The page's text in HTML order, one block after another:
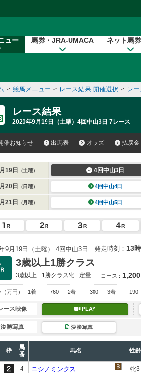
ュー 馬券・JRA-UMACA ネット馬
> 競馬メニュー > レース結果 開催選択 > レ
レース結果
2020年9月19日（土曜）4回中山3日 7レース
催お知らせ 出馬表 オッズ 払戻金
19日 （土曜） 4回中山3日
20日 （日曜） 4回中山4日
21日 （月曜） 4回中山5日
9月19日（土曜） 4回中山3日 発走時刻： 13
3歳以上1勝クラス
3歳以上 1勝クラス牝 定量 コース： 1,200
（万円） 1着 760 2着 300 3着 190
ース映像 PLAY
決勝写真 決勝写真
枠
馬
番
馬名 性齢
4 ニシノミンクス 牝3